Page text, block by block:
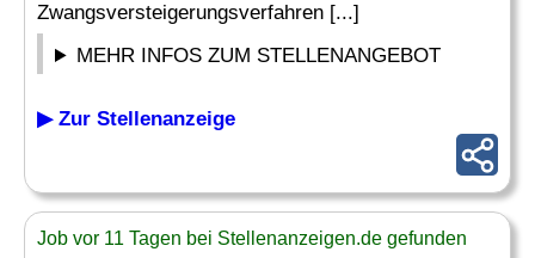
Zwangsversteigerungsverfahren [...]
MEHR INFOS ZUM STELLENANGEBOT
▶ Zur Stellenanzeige
Job vor 11 Tagen bei Stellenanzeigen.de gefunden